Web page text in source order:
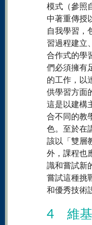
模式（參照
中著重傳授
自我學習，
習過程建立
合作式的學
們必須擁有
的工作，以
供學習方面
這是以建構
合不同的教
色。至於在
該以「雙層
外，課程也
識和嘗試新
嘗試這種挑
和優秀技術
4 維基